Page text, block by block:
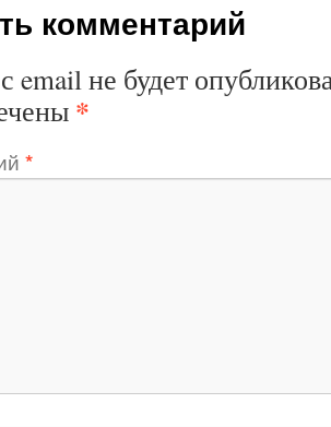
комментарий
email не будет
*
*